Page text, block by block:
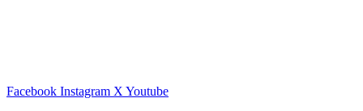
Facebook Instagram X Youtube